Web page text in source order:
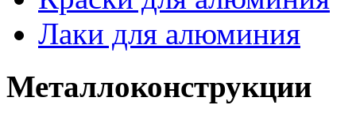
Лаки для алюминия
Металлоконструкции